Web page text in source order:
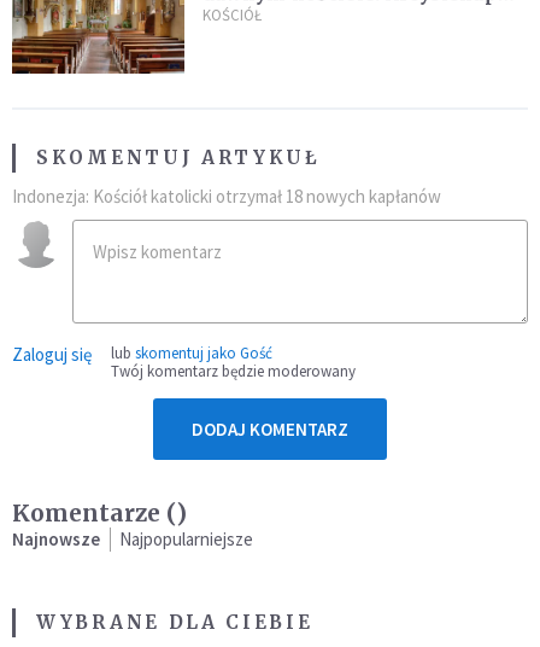
stanowczo reaguje
KOŚCIÓŁ
SKOMENTUJ ARTYKUŁ
Indonezja: Kościół katolicki otrzymał 18 nowych kapłanów
Zaloguj się lub skomentuj jako Gość
Twój komentarz będzie moderowany
DODAJ KOMENTARZ
Komentarze ()
Najnowsze Najpopularniejsze
WYBRANE DLA CIEBIE